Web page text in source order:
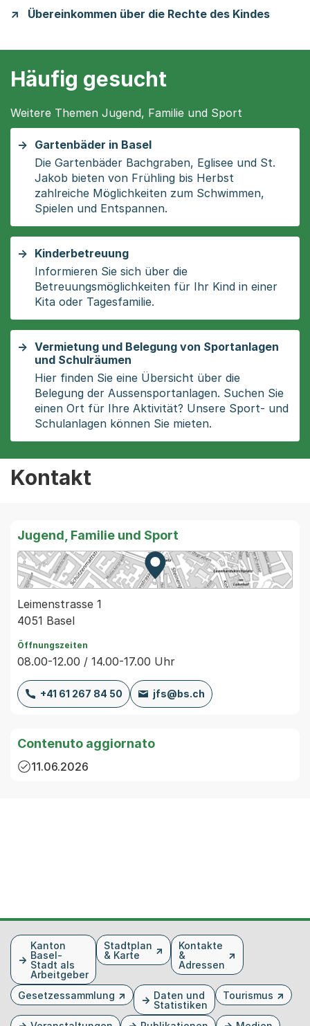
Übereinkommen über die Rechte des Kindes
Häufig gesucht
Weitere Themen Jugend, Familie und Sport
Gartenbäder in Basel
Die Gartenbäder Bachgraben, Eglisee und St.
Jakob bieten von Frühling bis Herbst
zahlreiche Möglichkeiten zum Schwimmen,
Spielen und Entspannen.
Kinderbetreuung
Informieren Sie sich über die
Betreuungsmöglichkeiten für Ihr Kind in einer
Kita oder Tagesfamilie.
Vermietung und Belegung von Sportanlagen
und Schulräumen
Hier finden Sie eine Übersicht über die
Belegung der Aussensportanlagen. Suchen Sie
einen Ort für Ihre Aktivität? Unsere Sport- und
Schulanlagen können Sie mieten.
Kontakt
Jugend, Familie und Sport
Zur Karte von MapBS.
Externer Link, wird in einem
Leimenstrasse 1
4051 Basel
Öffnungszeiten
08.00-12.00 / 14.00-17.00 Uhr
+41 61 267 84 50 jfs@bs.ch
Contenuto aggiornato
11.06.2026
FusszeileKanton
Basel-
Stadt als
Arbeitgeber
Stadtplan
& Karte
Kontakte
&
Adressen
Gesetzessammlung
Daten und
Statistiken
Tourismus